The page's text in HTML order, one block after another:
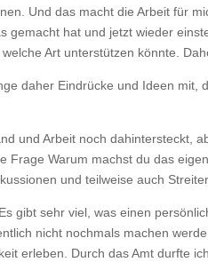
Und das macht die Arbeit für
hat und jetzt wieder
Art unterstützen könnte.
daher Eindrücke und Ideen mit,
und Arbeit noch dahintersteckt,
Warum machst du das
und teilweise auch
gibt sehr viel, was einen
nicht nochmals machen
erleben. Durch das Amt durfte